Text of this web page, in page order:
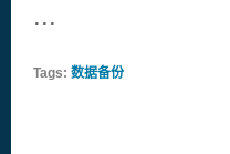
...
Tags: 数据备份